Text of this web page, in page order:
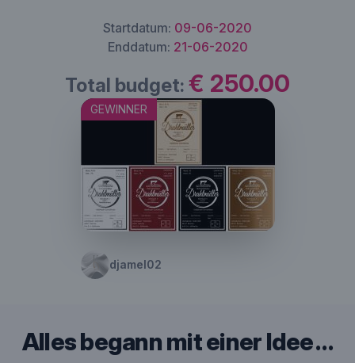
Startdatum: 09-06-2020
Enddatum: 21-06-2020
Total budget: € 250.00
GEWINNER
djamel02
Alles begann mit einer Idee …